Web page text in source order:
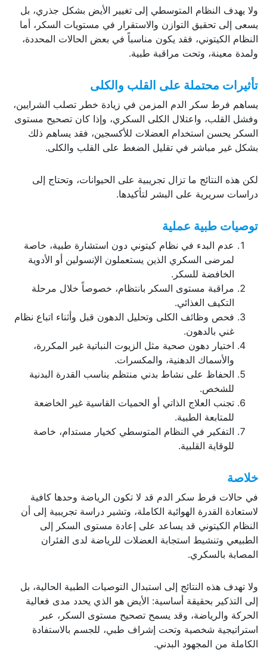
ولا يهدف النظام المتوسطي إلى تغيير الأيض بشكل جذري، بل
يسعى إلى تحقيق التوازن والاستقرار في مستويات السكر، أما
النظام الكيتوني، فقد يكون مناسباً في بعض الحالات المحددة،
ولمدة معينة، وتحت مراقبة طبية.
تأثيرات محتملة على القلب والكلى
يساهم فرط سكر الدم المزمن في زيادة خطر تصلب الشرايين،
وفشل القلب، واعتلال الكلى السكري، وإذا كان تصحيح مستوى
السكر يحسن استخدام العضلات للأكسجين، فقد يساهم ذلك
بشكل غير مباشر في تقليل الضغط على القلب والكلى.
لكن هذه النتائج ما تزال تجريبية على الحيوانات، وتحتاج إلى
دراسات سريرية على البشر لتأكيدها.
توصيات طبية عملية
عدم البدء في نظام كيتوني دون استشارة طبية، خاصة
لمرضى السكري الذين يستعملون الإنسولين أو الأدوية
الخافضة للسكر.
مراقبة مستوى السكر بانتظام، خصوصاً خلال مرحلة
التكيف الغذائي.
فحص وظائف الكلى وتحليل الدهون قبل وأثناء اتباع نظام
غني بالدهون.
اختيار دهون صحية مثل الزيوت النباتية غير المكررة،
والأسماك الدهنية، والمكسرات.
الحفاظ على نشاط بدني منتظم يناسب القدرة البدنية
للشخص.
تجنب العلاج الذاتي أو الحميات القاسية غير الخاضعة
للمتابعة الطبية.
التفكير في النظام المتوسطي كخيار مستدام، خاصة
للوقاية القلبية.
خلاصة
في حالات فرط سكر الدم قد لا تكون الرياضة وحدها كافية
لاستعادة القدرة الهوائية الكاملة، وتشير دراسة تجريبية إلى أن
النظام الكيتوني قد يساعد على إعادة مستوى السكر إلى
الطبيعي وتنشيط استجابة العضلات للرياضة لدى الفئران
المصابة بالسكري.
ولا تهدف هذه النتائج إلى استبدال التوصيات الطبية الحالية، بل
إلى التذكير بحقيقة أساسية: الأيض هو الذي يحدد مدى فعالية
الحركة والرياضة، وقد يسمح تصحيح مستوى السكر، عبر
استراتيجية شخصية وتحت إشراف طبي، للجسم بالاستفادة
الكاملة من المجهود البدني.